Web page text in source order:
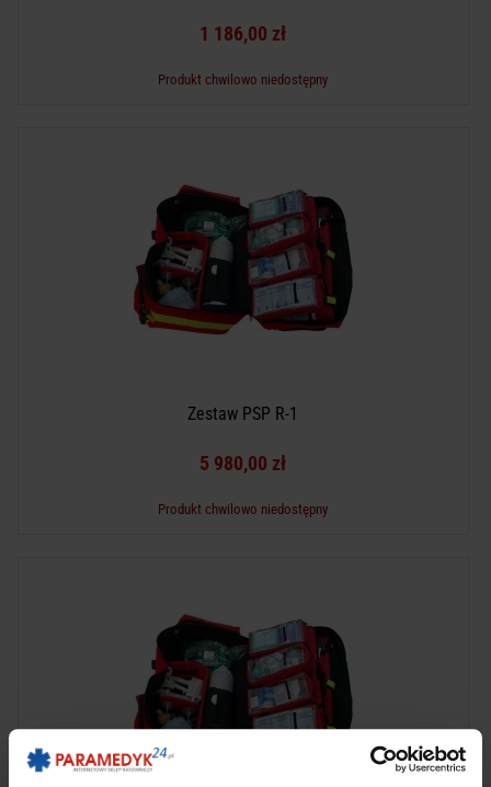
1 186,00 zł
Produkt chwilowo niedostępny
Zestaw PSP R-1
5 980,00 zł
Produkt chwilowo niedostępny